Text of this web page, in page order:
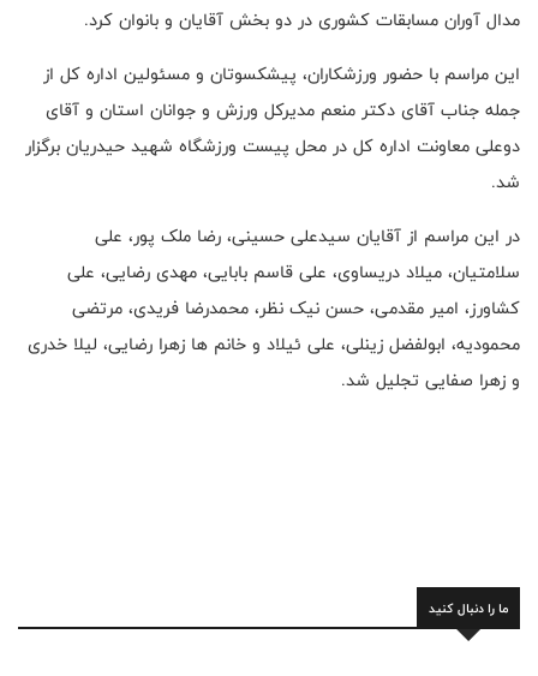
مدال آوران مسابقات کشوری در دو بخش آقایان و بانوان کرد.
این مراسم با حضور ورزشکاران، پیشکسوتان و مسئولین اداره کل از
جمله جناب آقای دکتر منعم مدیرکل ورزش و جوانان استان و آقای
دوعلی معاونت اداره کل در محل پیست ورزشگاه شهید حیدریان برگزار
شد.
در این مراسم از آقایان سیدعلی حسینی، رضا ملک پور، علی
سلامتیان، میلاد دریساوی، علی قاسم بابایی، مهدی رضایی، علی
کشاورز، امیر مقدمی، حسن نیک نظر، محمدرضا فریدی، مرتضی
محمودیه، ابولفضل زینلی، علی ئیلاد و خانم ها زهرا رضایی، لیلا خدری
و زهرا صفایی تجلیل شد.
ما را دنبال کنید